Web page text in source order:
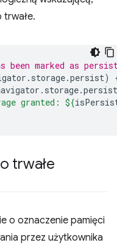
trwałe.
marked as
. storage.persist)
. storage.
granted: ${
trwałe
o oznaczenie pamięci
przez użytkownika